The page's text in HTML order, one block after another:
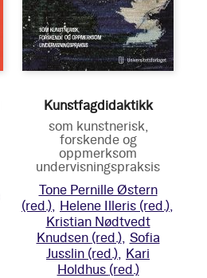
Kunstfagdidaktikk
som kunstnerisk,
forskende og
oppmerksom
undervisningspraksis
Tone Pernille Østern
(red.) Helene Illeris (red.)
Kristian Nødtvedt
Knudsen (red.) Sofia
Jusslin (red.) Kari
Holdhus (red.)